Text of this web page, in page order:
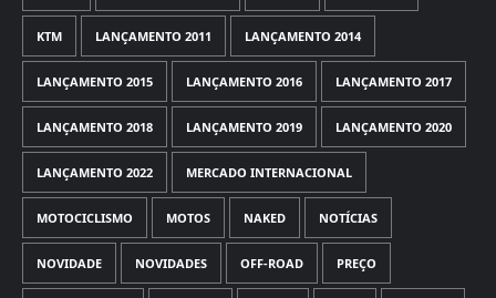
KTM LANÇAMENTO 2011 LANÇAMENTO 2014
LANÇAMENTO 2015 LANÇAMENTO 2016 LANÇAMENTO 2017
LANÇAMENTO 2018 LANÇAMENTO 2019 LANÇAMENTO 2020
LANÇAMENTO 2022 MERCADO INTERNACIONAL
MOTOCICLISMO MOTOS NAKED NOTÍCIAS
NOVIDADE NOVIDADES OFF-ROAD PREÇO